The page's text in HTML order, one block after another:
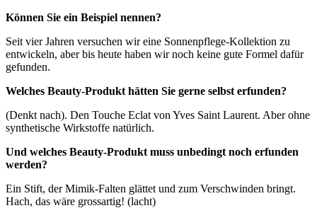
Können Sie ein Beispiel nennen?
Seit vier Jahren versuchen wir eine Sonnenpflege-Kollektion zu
entwickeln, aber bis heute haben wir noch keine gute Formel dafür
gefunden.
Welches Beauty-Produkt hätten Sie gerne selbst erfunden?
(Denkt nach). Den Touche Eclat von Yves Saint Laurent. Aber ohne
synthetische Wirkstoffe natürlich.
Und welches Beauty-Produkt muss unbedingt noch erfunden
werden?
Ein Stift, der Mimik-Falten glättet und zum Verschwinden bringt.
Hach, das wäre grossartig! (lacht)